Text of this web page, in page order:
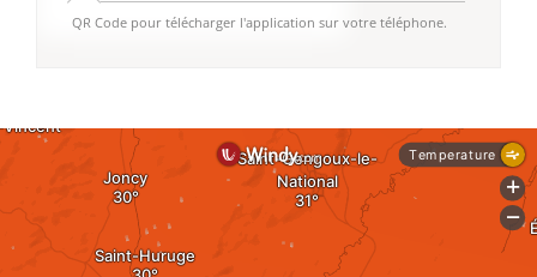
QR Code pour télécharger l'application sur votre téléphone.